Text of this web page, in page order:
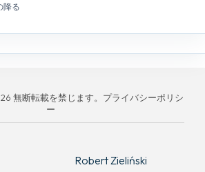
降る
無断転載を禁じます。プライバシーポリシ
ー
Robert Zieliński